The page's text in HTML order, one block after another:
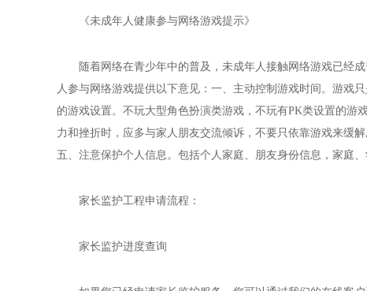
《未成年人健康参与网络游戏提示》
随着网络在青少年中的普及，未成年人接触网络游戏已经成
人参与网络游戏提供以下意见：一、主动控制游戏时间。游戏
的游戏设置。不玩大型角色扮演类游戏，不玩有PK类设置的游
力和挫折时，应多与家人朋友交流倾诉，不要只依靠游戏来缓
五、注意保护个人信息。包括个人家庭、朋友身份信息，家庭
家长监护工程申请流程：
家长监护进度查询